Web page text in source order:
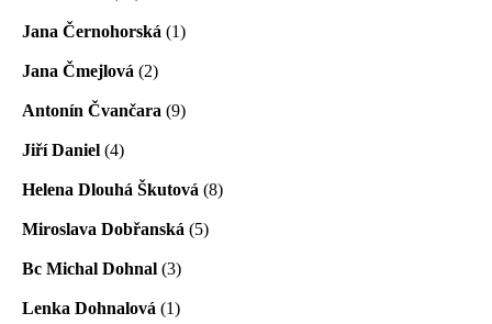
Jana Černohorská (1)
Jana Čmejlová (2)
Antonín Čvančara (9)
Jiří Daniel (4)
Helena Dlouhá Škutová (8)
Miroslava Dobřanská (5)
Bc Michal Dohnal (3)
Lenka Dohnalová (1)